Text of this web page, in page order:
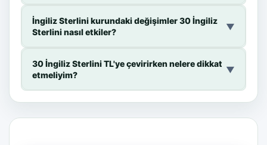
İngiliz Sterlini kurundaki değişimler 30 İngiliz
Sterlini nasıl etkiler?
▼
30 İngiliz Sterlini TL'ye çevirirken nelere dikkat
etmeliyim?
▼